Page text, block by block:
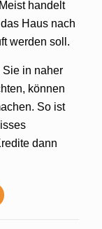
handelt
Haus nach
werden soll.
in naher
können
So ist
dann